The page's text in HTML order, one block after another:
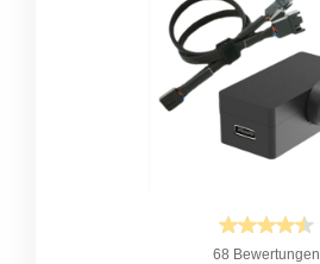
68 Bewertungen